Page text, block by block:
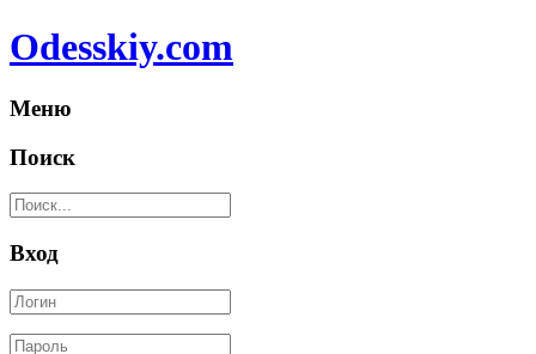
Odesskiy.com
Меню
Поиск
Вход